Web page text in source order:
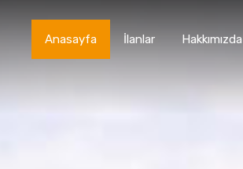
Anasayfa İlanlar Hakkımızda